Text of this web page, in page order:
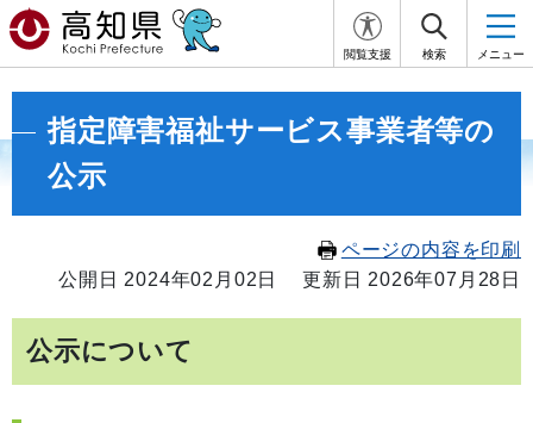
閲覧支援 検索 メニュー
指定障害福祉サービス事業者等の
公示
ページの内容を印刷
公開日 2024年02月02日
更新日 2026年07月28日
公示について